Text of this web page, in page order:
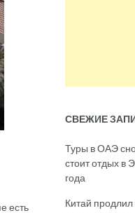
есть
СВЕЖИЕ
Туры в ОАЭ
стоит отдых в
года
Китай продлил